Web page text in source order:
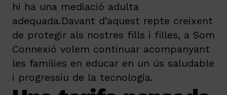
hi ha una mediació adulta
adequada.Davant d’aquest repte creixent
de protegir als nostres fills i filles, a Som
Connexió volem continuar acompanyant
les famílies en educar en un ús saludable
i progressiu de la tecnologia.